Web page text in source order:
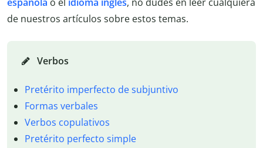
de nuestros artículos sobre estos temas.
Verbos
Pretérito imperfecto de subjuntivo
Formas verbales
Verbos copulativos
Pretérito perfecto simple